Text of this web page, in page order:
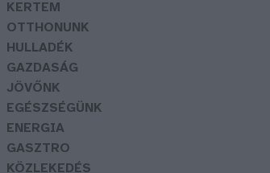
KERTEM
OTTHONUNK
HULLADÉK
GAZDASÁG
JÖVŐNK
EGÉSZSÉGÜNK
ENERGIA
GASZTRO
KÖZLEKEDÉS